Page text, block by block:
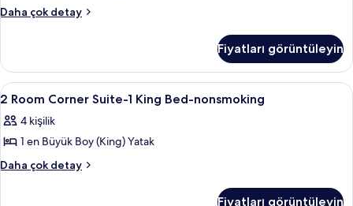
1
NONSMOKING
için
tüm
fotoğrafları
görün
Daha çok detay
2
1
KING
BED-
hakkında
daha
detay
Fiyatları görüntüleyin
2
Room
Corner
Suite-
1
1 yatak odası, yastık yüzeyli yatak,
8
2 Room Corner Suite-1 King Bed-nonsmoking
4 kişilik
1 en Büyük Boy (King) Yatak
Daha çok detay
2
Fiyatları görüntüleyin